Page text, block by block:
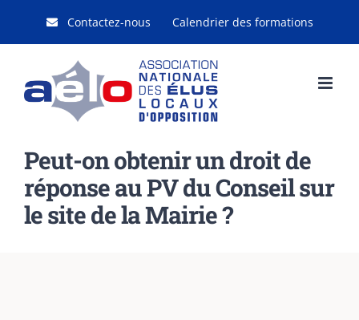
Contactez-nous Calendrier des formations
Peut-on obtenir un droit de
réponse au PV du Conseil sur
le site de la Mairie ?